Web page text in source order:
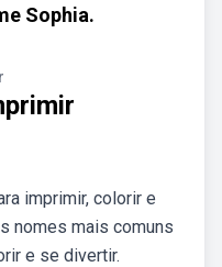
Sophia.
imprimir, colorir e
nomes mais comuns
e se divertir.